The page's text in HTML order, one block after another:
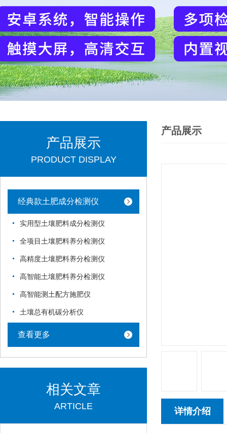
产品展示
PRODUCT DISPLAY
经典款土肥成分检测仪
实用型土壤肥料成分检测仪
全项目土壤肥料养分检测仪
高精度土壤肥料养分检测仪
高智能土壤肥料养分检测仪
高智能测土配方施肥仪
土壤总有机碳分析仪
查看更多
相关文章
ARTICLE
产品展示
详情介绍